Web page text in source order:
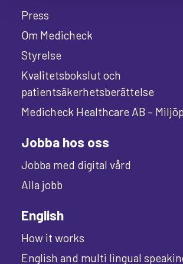
Press
Om Medicheck
Styrelse
Kvalitetsbokslut och
patientsäkerhetsberättelse
Medicheck Healthcare AB –
Jobba hos oss
Jobba med digital vård
Alla jobb
English
How it works
English and multi lingual